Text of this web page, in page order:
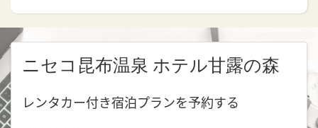
ニセコ昆布温泉 ホテル甘露の森
レンタカー付き宿泊プランを予約する